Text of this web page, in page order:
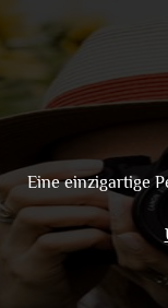
Eine einzigartige